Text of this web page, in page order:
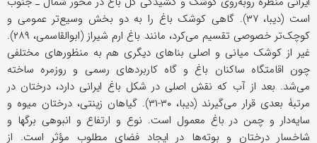
است (دیبا، ۳۷). گاهی کوشک باغ را به دو بخش وسیع‌تر عمومی و
کوچک‌تر خصوصی تقسیم می‌کرد، مانند باغ ارم شیراز (ابوالقاسمی، ۲۸۹).
غیر از کوشک میانی و اصلی بناهای دیگری هم به منظورهای مختلفی
چون اقامتگاه ساکنان باغ و گاه کاربردهای رسمی و روزمره ساخته
می‌شد. بعد از آب که نقش اصلی در شکل باغ ایرانی دارد، درختان در
مرتبۀ بعدی قرار می‌گیرند (دیبا، ۳۰-۳۱). گیاهان زینتی، درختان میوه و
سایه‌دار و چمن در باغ معمول است. نوع و ارتفاع و انبوهی برگها و
شاخسار درختان و بوته‌ها در ایجاد فضای مطلوب مؤثر است. از